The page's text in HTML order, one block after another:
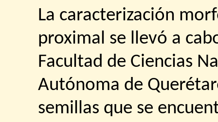
La caracterización
proximal se llevó a
Facultad de Ciencias
Autónoma de
semillas que se